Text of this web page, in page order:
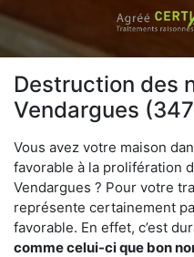
Destruction des
Vendargues
Vous avez votre maison
favorable à la prolifération
Vendargues ? Pour votre
représente certainement
favorable. En effet, c’est
comme celui-ci que bon